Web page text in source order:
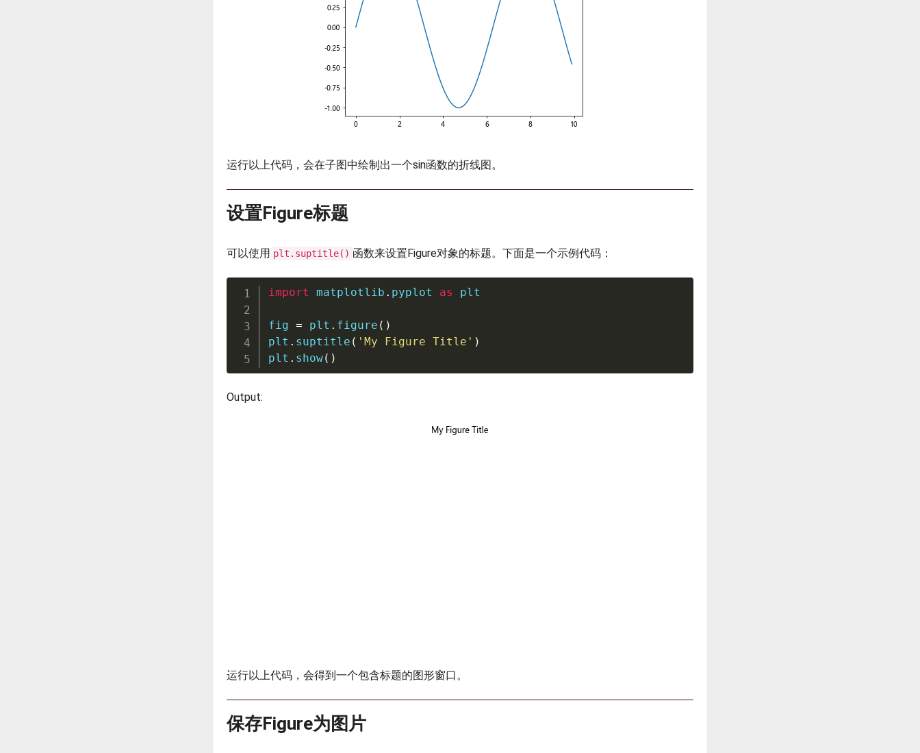
运行以上代码，会在子图中绘制出一个sin函数的折线图。
设置Figure标题
可以使用 plt.suptitle() 函数来设置Figure对象的标题。下面是一个示例代码：
import matplotlib . pyplot as plt
fig = plt . figure ( )
plt . suptitle ( 'My Figure Title' )
plt . show( )
Output:
运行以上代码，会得到一个包含标题的图形窗口。
保存Figure为图片